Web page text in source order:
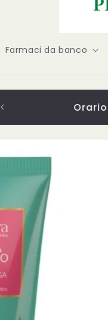
Farmaci da banco
Dal Lunedi al